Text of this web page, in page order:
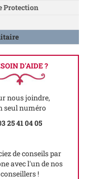
Protection
D'AIDE ?
nous joindre,
seul numéro
25 41 04 05
de conseils par
avec l'un de nos
conseillers !